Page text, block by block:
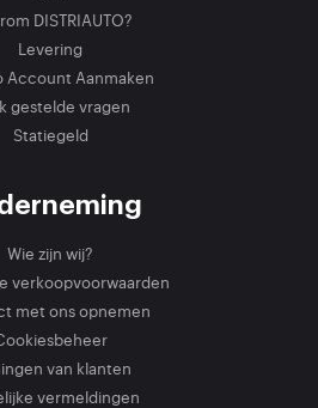
DISTRIAUTO?
Levering
Account Aanmaken
gestelde vragen
Statiegeld
Wie zijn wij?
verkoopvoorwaarden
met ons opnemen
van klanten
vermeldingen